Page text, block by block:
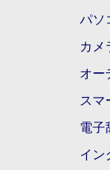
パソ
カメ
オー
スマ
電子
イン